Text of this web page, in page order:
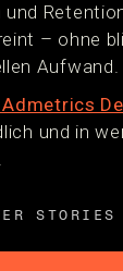
und
– ohne
Aufwand.
und in
STORIES